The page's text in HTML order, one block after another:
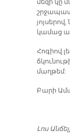
մեզի կը
կամաց
Հոգիով
մաղթեմ:
Բարի
Լոս